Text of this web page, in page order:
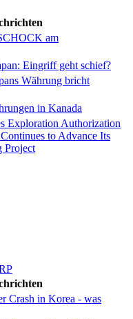
am
Eingriff geht schief?
Währung bricht
in Kanada
Exploration Authorization
to Advance Its
Project
Crash in Korea - was